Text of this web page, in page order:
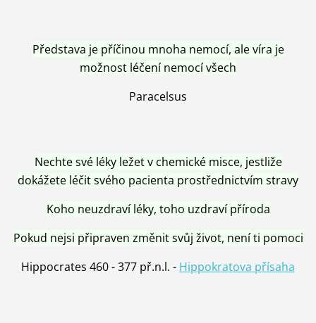
Představa je příčinou mnoha nemocí, ale víra je
možnost léčení nemocí všech
Paracelsus
Nechte své léky ležet v chemické misce, jestliže
dokážete léčit svého pacienta prostřednictvím stravy
Koho neuzdraví léky, toho uzdraví příroda
Pokud nejsi připraven změnit svůj život, není ti pomoci
Hippocrates 460 - 377 př.n.l. - Hippokratova přísaha